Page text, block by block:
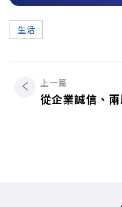
生活
上一篇
從企業誠信、